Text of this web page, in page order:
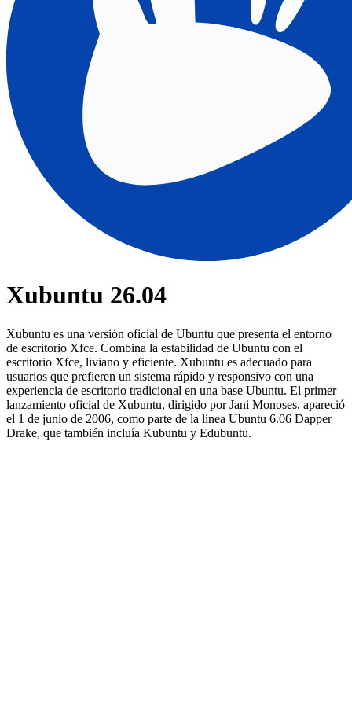
Xubuntu 26.04
Xubuntu es una versión oficial de Ubuntu que presenta el entorno
de escritorio Xfce. Combina la estabilidad de Ubuntu con el
escritorio Xfce, liviano y eficiente. Xubuntu es adecuado para
usuarios que prefieren un sistema rápido y responsivo con una
experiencia de escritorio tradicional en una base Ubuntu. El primer
lanzamiento oficial de Xubuntu, dirigido por Jani Monoses, apareció
el 1 de junio de 2006, como parte de la línea Ubuntu 6.06 Dapper
Drake, que también incluía Kubuntu y Edubuntu.